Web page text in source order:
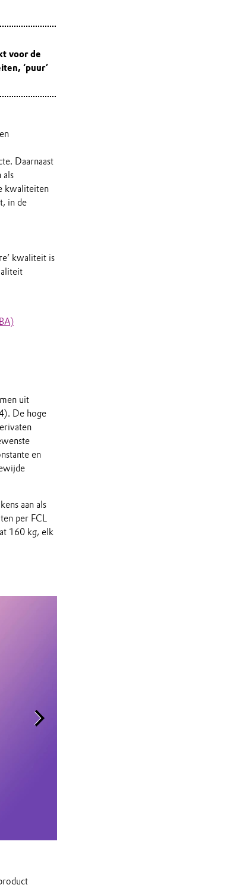
voor de
‘puur’
Daarnaast
als
kwaliteiten
in de
kwaliteit is
uit
De hoge
en
aan als
per FCL
160 kg, elk